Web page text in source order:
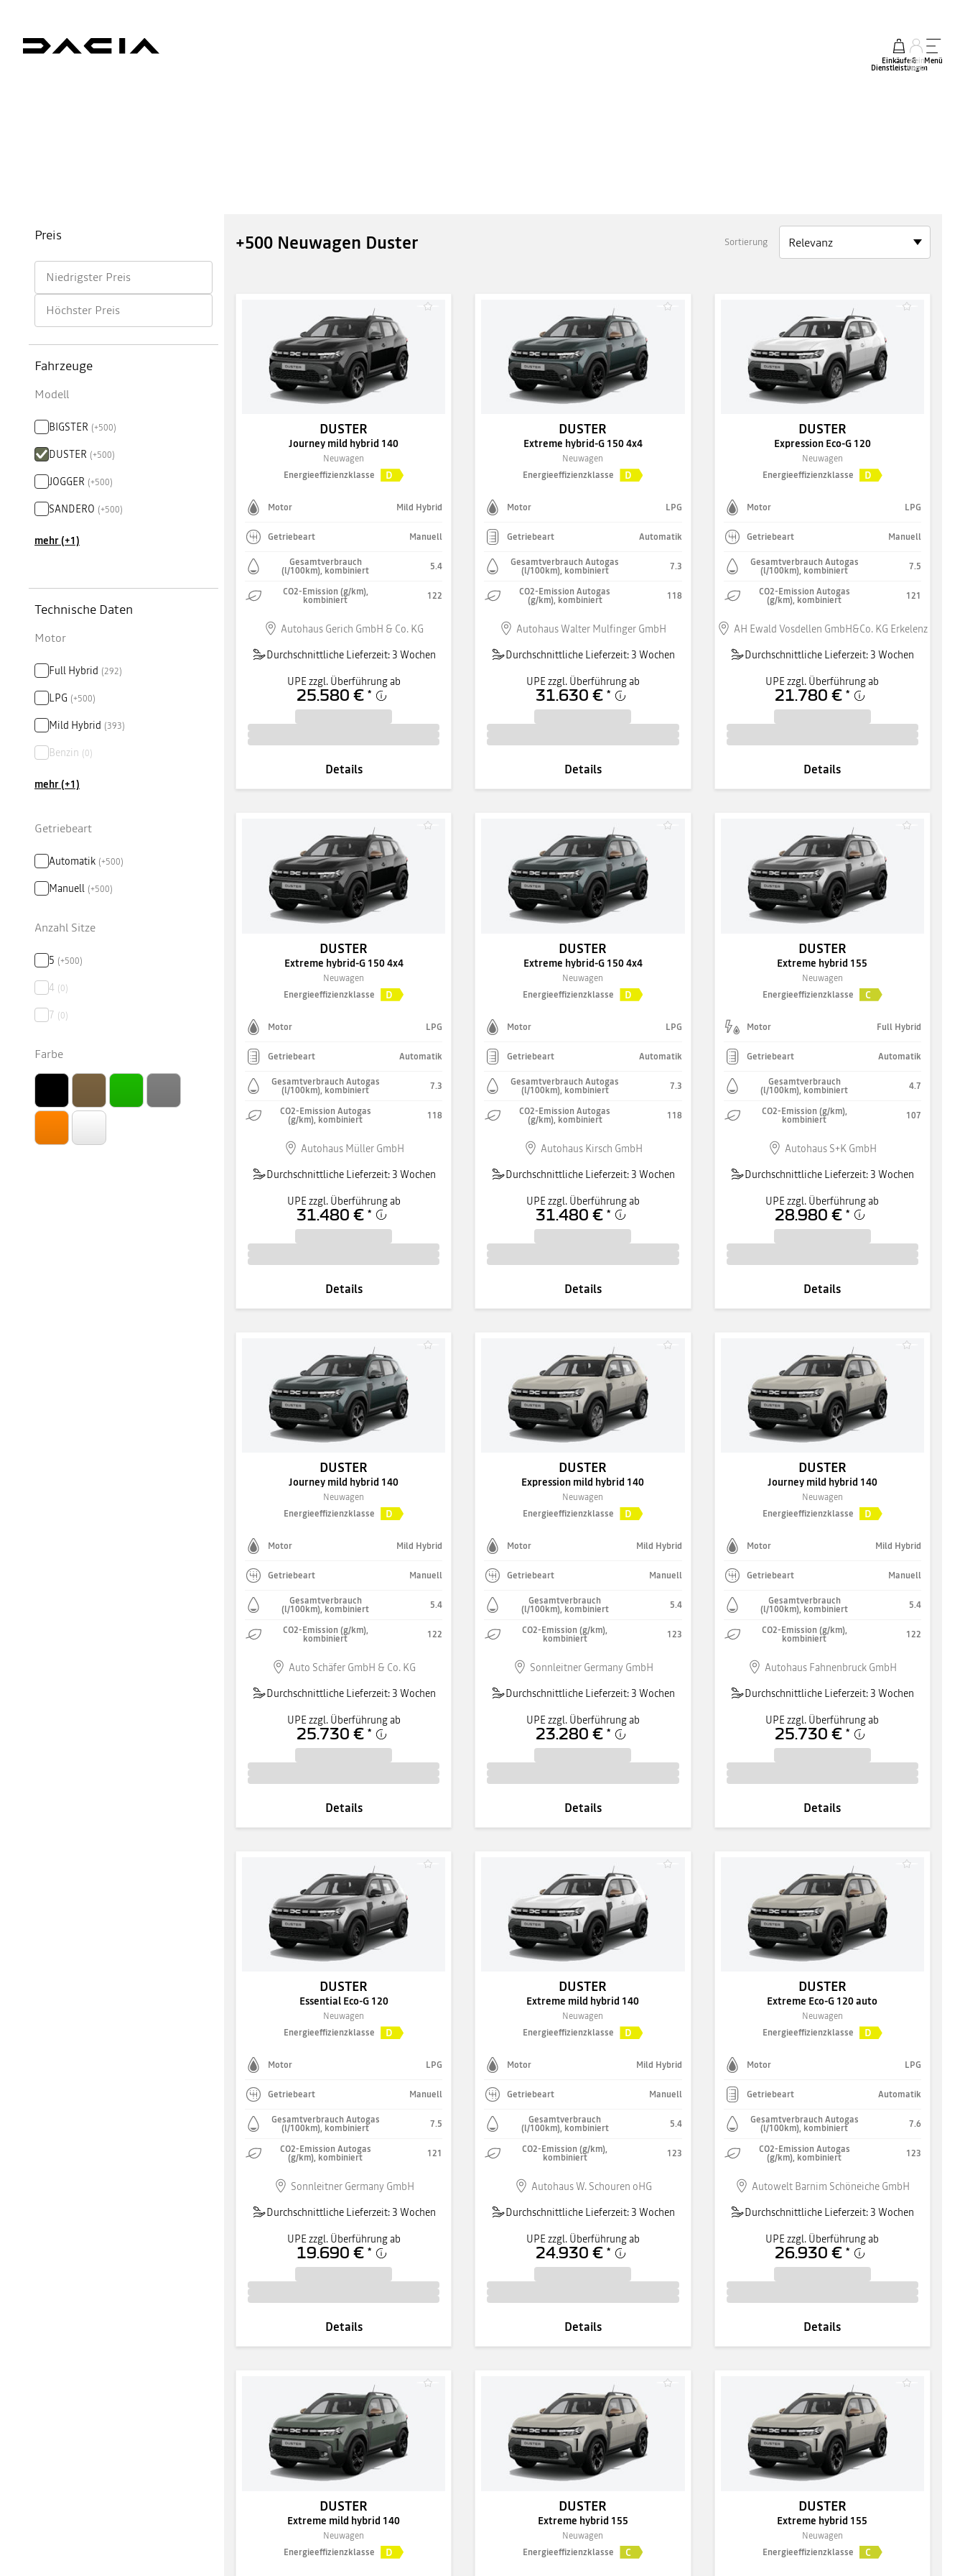
Einkäufe &
Dienstleistungen
mein
Konto
Menü
Preis
Niedrigster Preis
Höchster Preis
Fahrzeuge
Modell
BIGSTER (+500)
DUSTER (+500)
JOGGER (+500)
SANDERO (+500)
mehr (+1)
Technische Daten
Motor
Full Hybrid (292)
LPG (+500)
Mild Hybrid (393)
Benzin (0)
mehr (+1)
Getriebeart
Automatik (+500)
Manuell (+500)
Anzahl Sitze
5 (+500)
4 (0)
7 (0)
Farbe
+500 Neuwagen Duster Sortierung
DUSTER
Journey mild hybrid 140
Neuwagen
Energieeffizienzklasse
D
Motor Mild Hybrid
Getriebeart Manuell
Gesamtverbrauch
(l/100km), kombiniert 5.4
CO2-Emission (g/km),
kombiniert 122
Autohaus Gerich GmbH & Co. KG
Durchschnittliche Lieferzeit: 3 Wochen
UPE zzgl. Überführung ab
25.580 € *
Details
DUSTER
Extreme hybrid-G 150 4x4
Neuwagen
Energieeffizienzklasse
D
Motor LPG
Getriebeart Automatik
Gesamtverbrauch Autogas
(l/100km), kombiniert 7.3
CO2-Emission Autogas
(g/km), kombiniert 118
Autohaus Walter Mulfinger GmbH
Durchschnittliche Lieferzeit: 3 Wochen
UPE zzgl. Überführung ab
31.630 € *
Details
DUSTER
Expression Eco-G 120
Neuwagen
Energieeffizienzklasse
D
Motor LPG
Getriebeart Manuell
Gesamtverbrauch Autogas
(l/100km), kombiniert 7.5
CO2-Emission Autogas
(g/km), kombiniert 121
AH Ewald Vosdellen GmbH&Co. KG Erkelenz
Durchschnittliche Lieferzeit: 3 Wochen
UPE zzgl. Überführung ab
21.780 € *
Details
DUSTER
Extreme hybrid-G 150 4x4
Neuwagen
Energieeffizienzklasse
D
Motor LPG
Getriebeart Automatik
Gesamtverbrauch Autogas
(l/100km), kombiniert 7.3
CO2-Emission Autogas
(g/km), kombiniert 118
Autohaus Müller GmbH
Durchschnittliche Lieferzeit: 3 Wochen
UPE zzgl. Überführung ab
31.480 € *
Details
DUSTER
Extreme hybrid-G 150 4x4
Neuwagen
Energieeffizienzklasse
D
Motor LPG
Getriebeart Automatik
Gesamtverbrauch Autogas
(l/100km), kombiniert 7.3
CO2-Emission Autogas
(g/km), kombiniert 118
Autohaus Kirsch GmbH
Durchschnittliche Lieferzeit: 3 Wochen
UPE zzgl. Überführung ab
31.480 € *
Details
DUSTER
Extreme hybrid 155
Neuwagen
Energieeffizienzklasse
C
Motor Full Hybrid
Getriebeart Automatik
Gesamtverbrauch
(l/100km), kombiniert 4.7
CO2-Emission (g/km),
kombiniert 107
Autohaus S+K GmbH
Durchschnittliche Lieferzeit: 3 Wochen
UPE zzgl. Überführung ab
28.980 € *
Details
DUSTER
Journey mild hybrid 140
Neuwagen
Energieeffizienzklasse
D
Motor Mild Hybrid
Getriebeart Manuell
Gesamtverbrauch
(l/100km), kombiniert 5.4
CO2-Emission (g/km),
kombiniert 122
Auto Schäfer GmbH & Co. KG
Durchschnittliche Lieferzeit: 3 Wochen
UPE zzgl. Überführung ab
25.730 € *
Details
DUSTER
Expression mild hybrid 140
Neuwagen
Energieeffizienzklasse
D
Motor Mild Hybrid
Getriebeart Manuell
Gesamtverbrauch
(l/100km), kombiniert 5.4
CO2-Emission (g/km),
kombiniert 123
Sonnleitner Germany GmbH
Durchschnittliche Lieferzeit: 3 Wochen
UPE zzgl. Überführung ab
23.280 € *
Details
DUSTER
Journey mild hybrid 140
Neuwagen
Energieeffizienzklasse
D
Motor Mild Hybrid
Getriebeart Manuell
Gesamtverbrauch
(l/100km), kombiniert 5.4
CO2-Emission (g/km),
kombiniert 122
Autohaus Fahnenbruck GmbH
Durchschnittliche Lieferzeit: 3 Wochen
UPE zzgl. Überführung ab
25.730 € *
Details
DUSTER
Essential Eco-G 120
Neuwagen
Energieeffizienzklasse
D
Motor LPG
Getriebeart Manuell
Gesamtverbrauch Autogas
(l/100km), kombiniert 7.5
CO2-Emission Autogas
(g/km), kombiniert 121
Sonnleitner Germany GmbH
Durchschnittliche Lieferzeit: 3 Wochen
UPE zzgl. Überführung ab
19.690 € *
Details
DUSTER
Extreme mild hybrid 140
Neuwagen
Energieeffizienzklasse
D
Motor Mild Hybrid
Getriebeart Manuell
Gesamtverbrauch
(l/100km), kombiniert 5.4
CO2-Emission (g/km),
kombiniert 123
Autohaus W. Schouren oHG
Durchschnittliche Lieferzeit: 3 Wochen
UPE zzgl. Überführung ab
24.930 € *
Details
DUSTER
Extreme Eco-G 120 auto
Neuwagen
Energieeffizienzklasse
D
Motor LPG
Getriebeart Automatik
Gesamtverbrauch Autogas
(l/100km), kombiniert 7.6
CO2-Emission Autogas
(g/km), kombiniert 123
Autowelt Barnim Schöneiche GmbH
Durchschnittliche Lieferzeit: 3 Wochen
UPE zzgl. Überführung ab
26.930 € *
Details
DUSTER
Extreme mild hybrid 140
Neuwagen
Energieeffizienzklasse
D
DUSTER
Extreme hybrid 155
Neuwagen
Energieeffizienzklasse
C
DUSTER
Extreme hybrid 155
Neuwagen
Energieeffizienzklasse
C